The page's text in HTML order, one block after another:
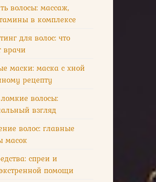
волосы: массаж,
в комплексе
для волос: что
врачи
маски: маска с хной
рецепту
волосы:
взгляд
волос: главные
масок
спреи и
помощи